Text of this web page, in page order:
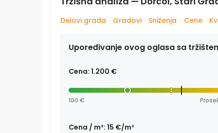
Delovi grada · Gradovi · Sniženja · Cene ·
Upoređivanje ovog oglasa sa
Cena: 1.200 €
100 €
Cena / m²: 15 €/m²